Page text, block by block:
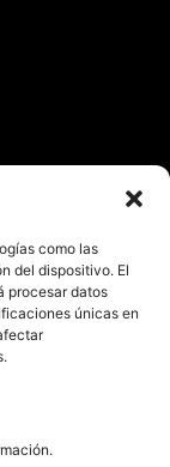
como las
del dispositivo. El
procesar datos
únicas en